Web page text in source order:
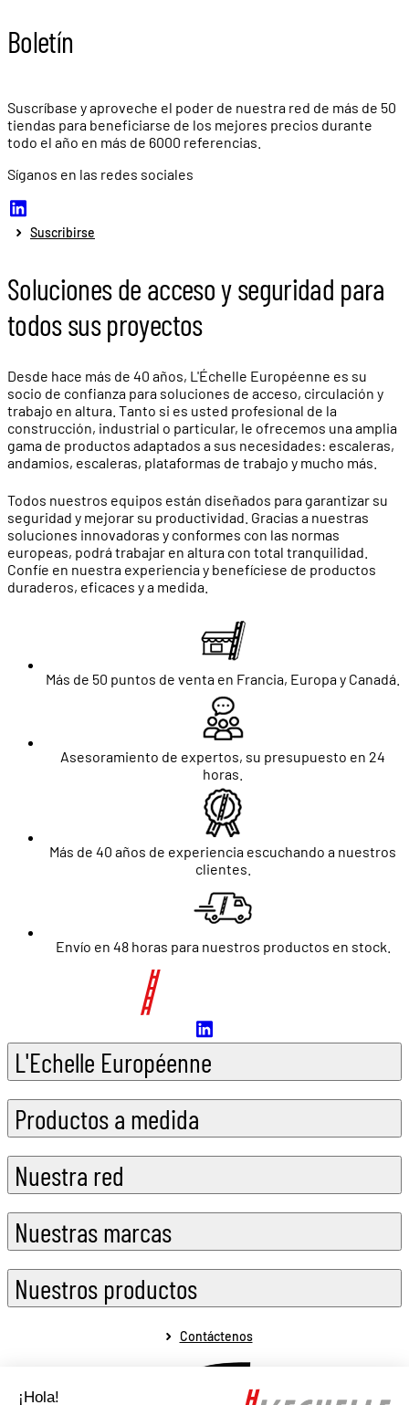
Boletín
Suscríbase y aproveche el poder de nuestra red de más de 50
tiendas para beneficiarse de los mejores precios durante
todo el año en más de 6000 referencias.
Síganos en las redes sociales
Suscribirse
Soluciones de acceso y seguridad para
todos sus proyectos
Desde hace más de 40 años, L'Échelle Européenne es su
socio de confianza para soluciones de acceso, circulación y
trabajo en altura. Tanto si es usted profesional de la
construcción, industrial o particular, le ofrecemos una amplia
gama de productos adaptados a sus necesidades: escaleras,
andamios, escaleras, plataformas de trabajo y mucho más.
Todos nuestros equipos están diseñados para garantizar su
seguridad y mejorar su productividad. Gracias a nuestras
soluciones innovadoras y conformes con las normas
europeas, podrá trabajar en altura con total tranquilidad.
Confíe en nuestra experiencia y benefíciese de productos
duraderos, eficaces y a medida.
Más de 50 puntos de venta en Francia, Europa y Canadá.
Asesoramiento de expertos, su presupuesto en 24
horas.
Más de 40 años de experiencia escuchando a nuestros
clientes.
Envío en 48 horas para nuestros productos en stock.
L'Echelle Européenne
Productos a medida
Nuestra red
Nuestras marcas
Nuestros productos
Contáctenos